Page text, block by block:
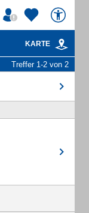
KARTE
Treffer 1-2 von 2